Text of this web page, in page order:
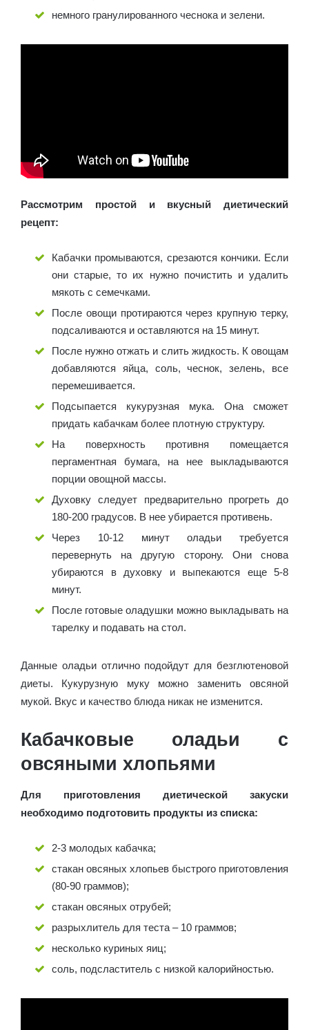
немного гранулированного чеснока и зелени.
Рассмотрим простой и вкусный диетический
рецепт:
Кабачки промываются, срезаются кончики. Если
они старые, то их нужно почистить и удалить
мякоть с семечками.
После овощи протираются через крупную терку,
подсаливаются и оставляются на 15 минут.
После нужно отжать и слить жидкость. К овощам
добавляются яйца, соль, чеснок, зелень, все
перемешивается.
Подсыпается кукурузная мука. Она сможет
придать кабачкам более плотную структуру.
На поверхность противня помещается
пергаментная бумага, на нее выкладываются
порции овощной массы.
Духовку следует предварительно прогреть до
180-200 градусов. В нее убирается противень.
Через 10-12 минут оладьи требуется
перевернуть на другую сторону. Они снова
убираются в духовку и выпекаются еще 5-8
минут.
После готовые оладушки можно выкладывать на
тарелку и подавать на стол.
Данные оладьи отлично подойдут для безглютеновой
диеты. Кукурузную муку можно заменить овсяной
мукой. Вкус и качество блюда никак не изменится.
Кабачковые оладьи с
овсяными хлопьями
Для приготовления диетической закуски
необходимо подготовить продукты из списка:
2-3 молодых кабачка;
стакан овсяных хлопьев быстрого приготовления
(80-90 граммов);
стакан овсяных отрубей;
разрыхлитель для теста – 10 граммов;
несколько куриных яиц;
соль, подсластитель с низкой калорийностью.